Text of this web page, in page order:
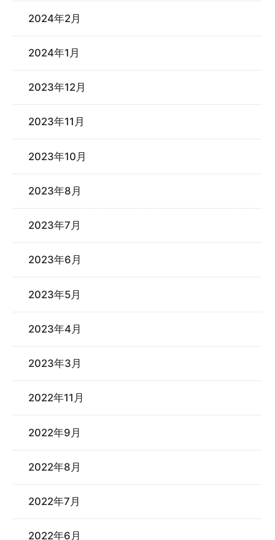
2024年2月
2024年1月
2023年12月
2023年11月
2023年10月
2023年8月
2023年7月
2023年6月
2023年5月
2023年4月
2023年3月
2022年11月
2022年9月
2022年8月
2022年7月
2022年6月